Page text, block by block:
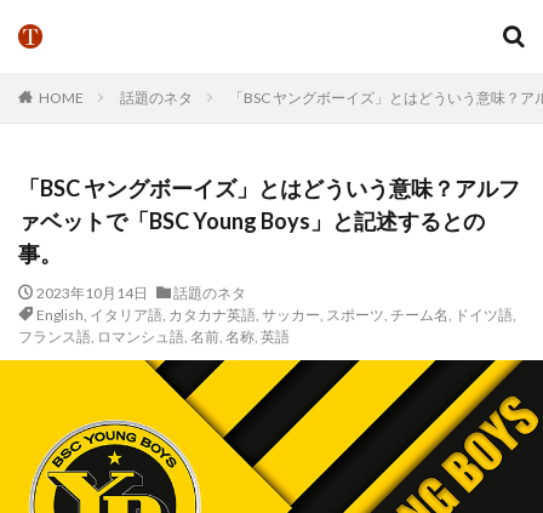
HOME 話題のネタ 「BSC ヤングボーイズ」とはどういう意味？
「BSC ヤングボーイズ」とはどういう意味？アルフ
ァベットで「BSC Young Boys」と記述するとの
事。
2023年10月14日
話題のネタ
English, イタリア語, カタカナ英語, サッカー, スポーツ, チーム名, ドイツ語,
フランス語, ロマンシュ語, 名前, 名称, 英語